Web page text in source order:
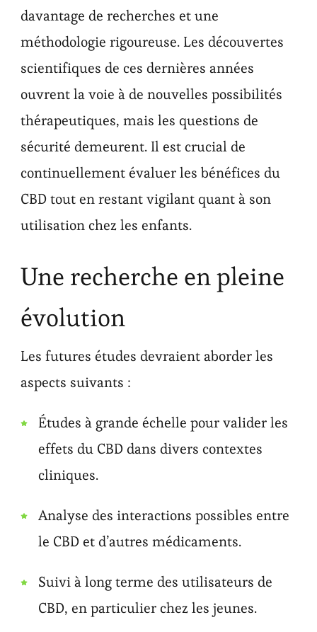
davantage de recherches et une
méthodologie rigoureuse. Les découvertes
scientifiques de ces dernières années
ouvrent la voie à de nouvelles possibilités
thérapeutiques, mais les questions de
sécurité demeurent. Il est crucial de
continuellement évaluer les bénéfices du
CBD tout en restant vigilant quant à son
utilisation chez les enfants.
Une recherche en pleine
évolution
Les futures études devraient aborder les
aspects suivants :
Études à grande échelle pour valider les
effets du CBD dans divers contextes
cliniques.
Analyse des interactions possibles entre
le CBD et d’autres médicaments.
Suivi à long terme des utilisateurs de
CBD, en particulier chez les jeunes.